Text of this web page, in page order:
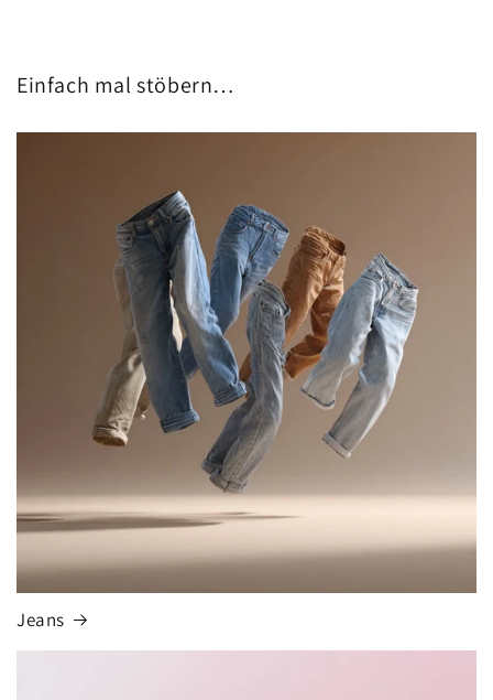
Einfach mal stöbern…
Jeans